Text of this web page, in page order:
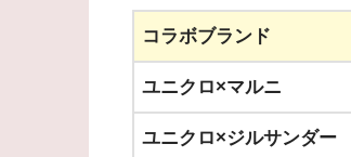
コラボブランド
ユニクロ×マルニ
ユニクロ×ジルサンダー